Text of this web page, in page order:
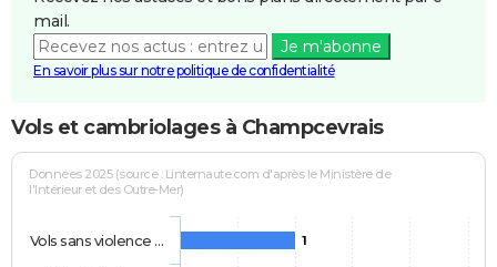
mail.
Je m'abonne
En savoir plus sur notre politique de confidentialité
Vols et cambriolages à Champcevrais
Données 2025 (source : Linternaute.com d'après le Ministère de
l'Intérieur et des Outre-Mer)
1
Vols sans violence …